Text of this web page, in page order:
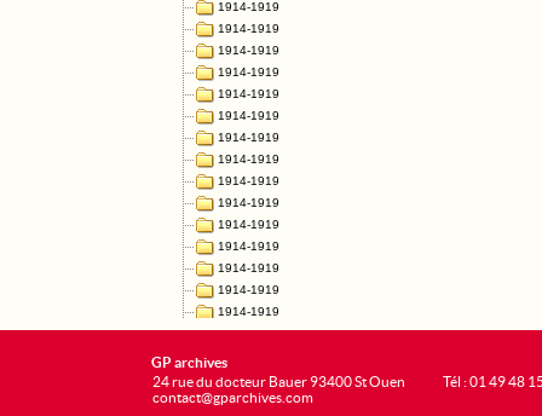
GP archives
24 rue du docteur Bauer 93400 St Ouen
contact@gparchives.com
Tél : 01 49 48